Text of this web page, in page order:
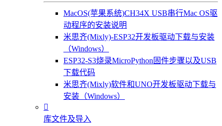
MacOS(苹果系统)CH34X USB串行Mac OS驱
动程序的安装说明
米思齐(Mixly)-ESP32开发板驱动下载与安装
（Windows）
ESP32-S3烧录MicroPython固件步骤以及USB
下载代码
米思齐(Mixly)软件和UNO开发板驱动下载与
安装（Windows）

库文件及导入